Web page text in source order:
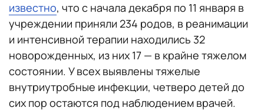
известно, что с начала декабря по 11 января в
учреждении приняли 234 родов, в реанимации
и интенсивной терапии находились 32
новорожденных, из них 17 — в крайне тяжелом
состоянии. У всех выявлены тяжелые
внутриутробные инфекции, четверо детей до
сих пор остаются под наблюдением врачей.